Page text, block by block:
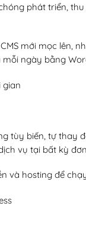
phát triển,
mới mọc lên,
ngày bằng
gian
tùy biến, tự thay
vụ tại bất kỳ
và hosting để